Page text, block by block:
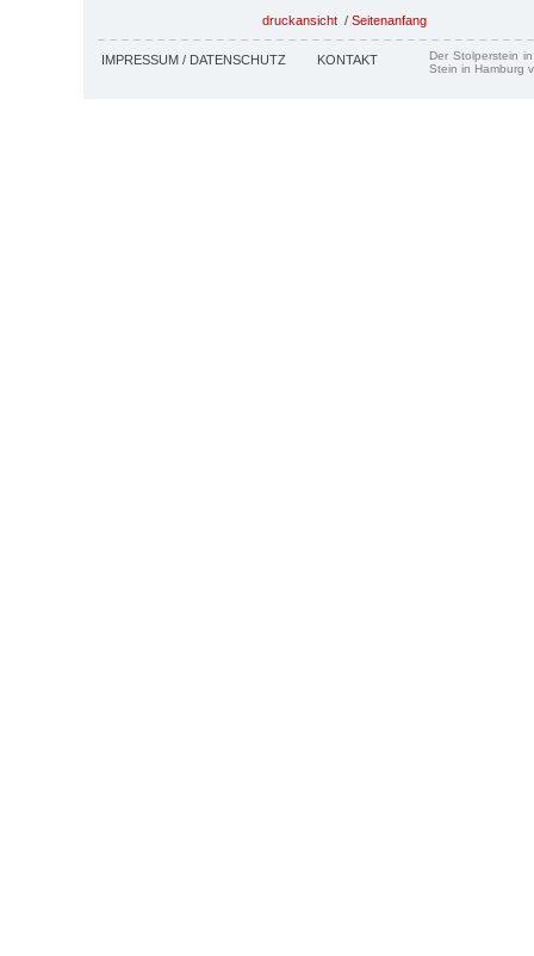
druckansicht / Seitenanfang
IMPRESSUM / DATENSCHUTZ KONTAKT
Der Stolperstein
Stein in Hamburg